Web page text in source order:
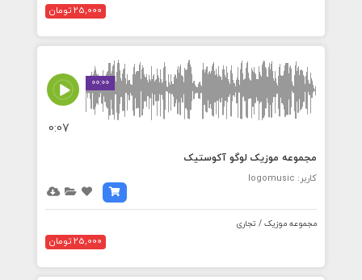
25,000 تومان
00:00
0:07
مجموعه موزیک لوگو آکوستیک
کاربر: logomusic
مجموعه موزیک / تجاری
25,000 تومان